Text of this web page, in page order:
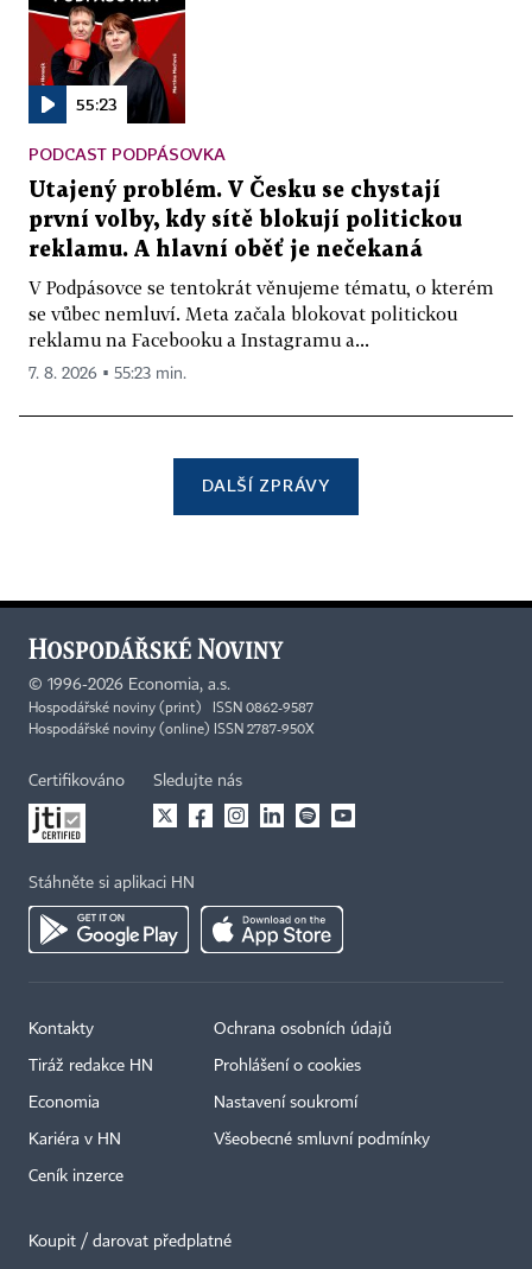
55:23
PODCAST PODPÁSOVKA
Utajený problém. V Česku se chystají
první volby, kdy sítě blokují politickou
reklamu. A hlavní oběť je nečekaná
V Podpásovce se tentokrát věnujeme tématu, o kterém
se vůbec nemluví. Meta začala blokovat politickou
reklamu na Facebooku a Instagramu a...
7. 8. 2026 ▪ 55:23 min.
DALŠÍ ZPRÁVY
© 1996-2026 Economia, a.s.
Hospodářské noviny (print) ISSN 0862-9587
Hospodářské noviny (online) ISSN 2787-950X
Certifikováno Sledujte nás
Stáhněte si aplikaci HN
Kontakty
Tiráž redakce HN
Economia
Kariéra v HN
Ceník inzerce
Ochrana osobních údajů
Prohlášení o cookies
Nastavení soukromí
Všeobecné smluvní podmínky
Koupit / darovat předplatné